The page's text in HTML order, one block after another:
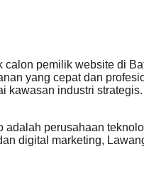
pemilik website di
yang cepat dan
kawasan industri
perusahaan
digital marketing,